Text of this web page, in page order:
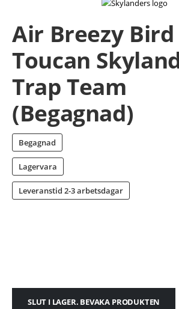
Air Breezy Bird
Toucan
Trap Team
(Begagnad)
Begagnad
Lagervara
Leveranstid 2-3 arbetsdagar
SLUT I LAGER. BEVAKA PRODUKTEN